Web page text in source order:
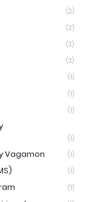
(2)
(2)
(2)
(2)
(1)
(1)
(1)
(1)
Vagamon (1)
(1)
(1)